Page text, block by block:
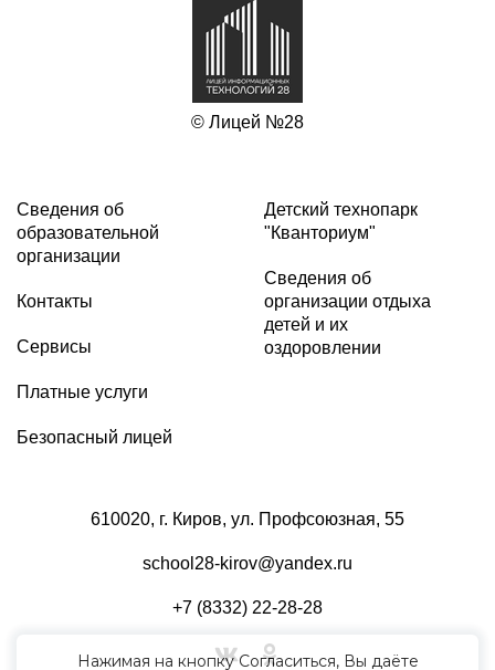
© Лицей №28
Сведения об
образовательной
организации
Контакты
Сервисы
Платные услуги
Безопасный лицей
Детский технопарк
"Кванториум"
Сведения об
организации отдыха
детей и их
оздоровлении
610020, г. Киров, ул. Профсоюзная, 55
school28-kirov@yandex.ru
+7 (8332) 22-28-28
Нажимая на кнопку Согласиться, Вы даёте